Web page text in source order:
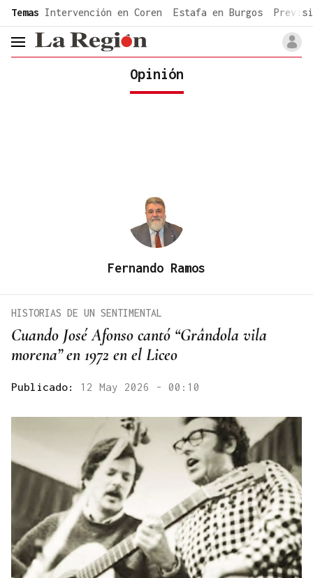
common.go-to-content
Temas Intervención en Coren Estafa en Burgos
header.menu.open
Opinión
Fernando Ramos
Cuando José Afonso cantó “Grândola vila
morena” en 1972 en el Liceo
HISTORIAS DE UN SENTIMENTAL
Publicado: 12 May 2026 - 00:10